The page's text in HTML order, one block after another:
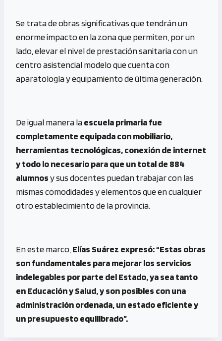
Se trata de obras significativas que tendrán un
enorme impacto en la zona que permiten, por un
lado, elevar el nivel de prestación sanitaria con un
centro asistencial modelo que cuenta con
aparatología y equipamiento de última generación.
De igual manera laescuela primaria fue
completamente equipada con mobiliario,
herramientas tecnológicas, conexión de internet
y todo lo necesario para que un total de 884
alumnosy sus docentes puedan trabajar con las
mismas comodidades y elementos que en cualquier
otro establecimiento de la provincia.
En este marco, Elías Suárez expresó: “Estas obras
son fundamentales para mejorar los servicios
indelegables por parte del Estado, ya sea tanto
en Educación y Salud, y son posibles con una
administración ordenada, un estado eficiente y
un presupuesto equilibrado”.